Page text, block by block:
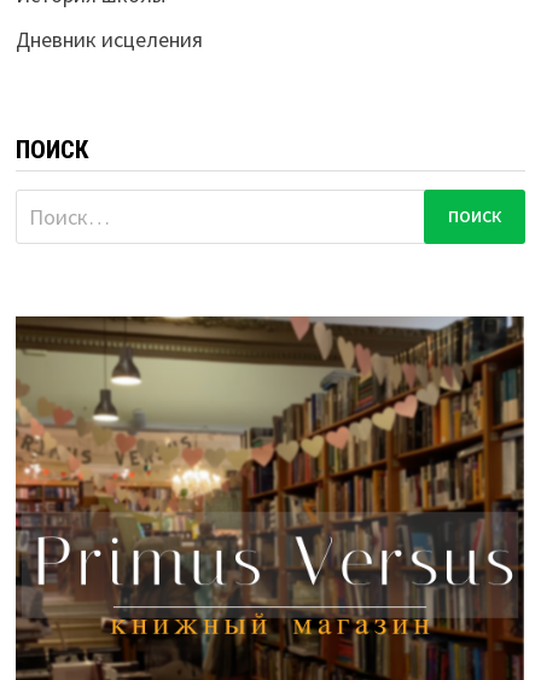
Дневник исцеления
ПОИСК
Найти: